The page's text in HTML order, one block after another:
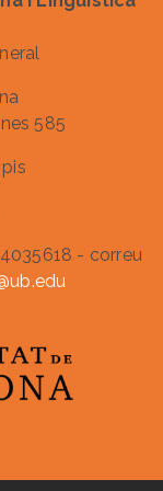
585
- correu